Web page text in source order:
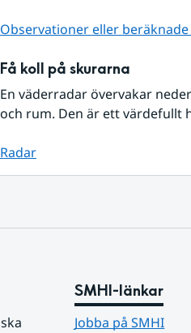
Observationer eller beräknade
Få koll på skurarna
En väderradar övervakar
och rum. Den är ett värdefullt
Radar
SMHI-länkar
Jobba på SMHI